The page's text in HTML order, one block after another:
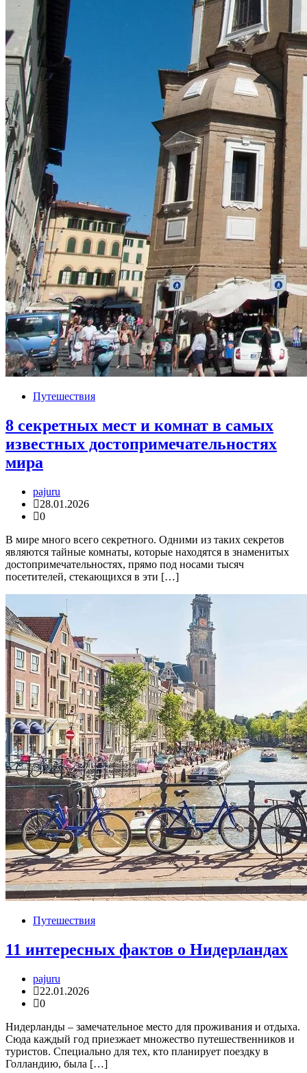
Путешествия
8 секретных мест и комнат в самых
известных достопримечательностях
мира
pajuru
28.01.2026
0
В мире много всего секретного. Одними из таких секретов
являются тайные комнаты, которые находятся в знаменитых
достопримечательностях, прямо под носами тысяч
посетителей, стекающихся в эти […]
Путешествия
11 интересных фактов о Нидерландах
pajuru
22.01.2026
0
Нидерланды – замечательное место для проживания и отдыха.
Сюда каждый год приезжает множество путешественников и
туристов. Специально для тех, кто планирует поездку в
Голландию, была […]